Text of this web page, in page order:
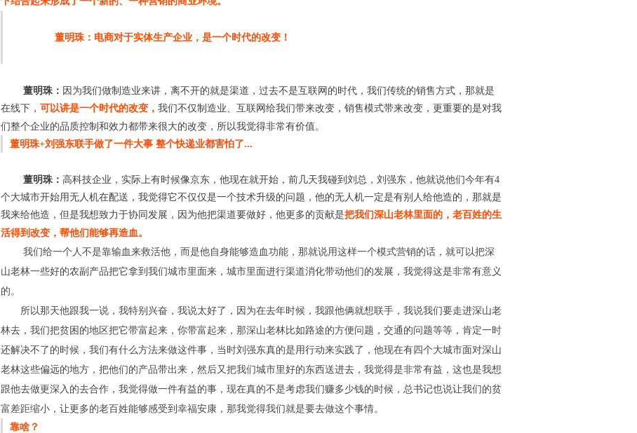
董明珠：电商对于实体生产企业，是一个时代的改变！
董明珠： 因为我们做制造业来讲，离不开的就是渠道，过去不是互联网的时代，我们传统的销售方式，那就是
在线下， 可以讲是一个时代的改变， 我们不仅制造业、互联网给我们带来改变，销售模式带来改变，更重要的是对我
们整个企业的品质控制和效力都带来很大的改变，所以我觉得非常有价值。
董明珠+刘强东联手做了一件大事 整个快递业都害怕了...
董明珠： 高科技企业，实际上有时候像京东，他现在就开始，前几天我碰到刘总，刘强东，他就说他们今年有4
个大城市开始用无人机在配送，我觉得它不仅仅是一个技术升级的问题，他的无人机一定是有别人给他造的，那就是
我来给他造，但是我想致力于协同发展，因为他把渠道要做好，他更多的贡献是把我们深山老林里面的，老百姓的生
活得到改变，帮他们能够再造血。
我们给一个人不是靠输血来救活他，而是他自身能够造血功能，那就说用这样一个模式营销的话，就可以把深
山老林一些好的农副产品把它拿到我们城市里面来，城市里面进行渠道消化带动他们的发展，我觉得这是非常有意义
的。
所以那天他跟我一说，我特别兴奋，我说太好了，因为在去年时候，我跟他俩就想联手，我说我们要走进深山老
林去，我们把贫困的地区把它带富起来，你带富起来，那深山老林比如路途的方便问题，交通的问题等等，肯定一时
还解决不了的时候，我们有什么方法来做这件事，当时刘强东真的是用行动来实践了，他现在有四个大城市面对深山
老林这些偏远的地方，把他们的产品带出来，然后又把我们城市里好的东西送进去，我觉得是非常有益，这也是我想
跟他去做更深入的去合作，我觉得做一件有益的事，现在真的不是考虑我们赚多少钱的时候，总书记也说让我们的贫
富差距缩小，让更多的老百姓能够感受到幸福安康，那我觉得我们就是要去做这个事情。
靠啥？